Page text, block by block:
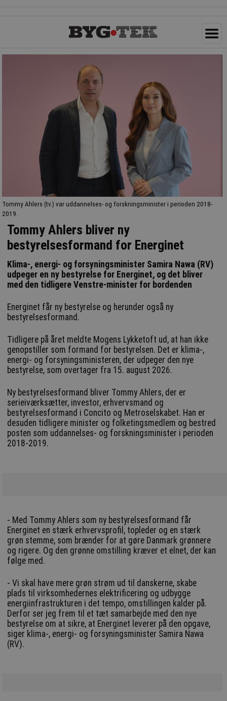
Tommy Ahlers (tv.) var uddannelses- og forskningsminister i perioden 2018-
2019.
Tommy Ahlers bliver ny
bestyrelsesformand for Energinet
Klima-, energi- og forsyningsminister Samira Nawa (RV)
udpeger en ny bestyrelse for Energinet, og det bliver
med den tidligere Venstre-minister for bordenden
Energinet får ny bestyrelse og herunder også ny
bestyrelsesformand.
Tidligere på året meldte Mogens Lykketoft ud, at han ikke
genopstiller som formand for bestyrelsen. Det er klima-,
energi- og forsyningsministeren, der udpeger den nye
bestyrelse, som overtager fra 15. august 2026.
Ny bestyrelsesformand bliver Tommy Ahlers, der er
serieiværksætter, investor, erhvervsmand og
bestyrelsesformand i Concito og Metroselskabet. Han er
desuden tidligere minister og folketingsmedlem og bestred
posten som uddannelses- og forskningsminister i perioden
2018-2019.
- Med Tommy Ahlers som ny bestyrelsesformand får
Energinet en stærk erhvervsprofil, topleder og en stærk
grøn stemme, som brænder for at gøre Danmark grønnere
og rigere. Og den grønne omstilling kræver et elnet, der kan
følge med.
- Vi skal have mere grøn strøm ud til danskerne, skabe
plads til virksomhedernes elektrificering og udbygge
energiinfrastrukturen i det tempo, omstillingen kalder på.
Derfor ser jeg frem til et tæt samarbejde med den nye
bestyrelse om at sikre, at Energinet leverer på den opgave,
siger klima-, energi- og forsyningsminister Samira Nawa
(RV).